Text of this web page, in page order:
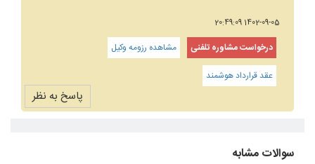
1402-09-05 20:49:09
درخواست مشاوره تلفنی
مشاهده رزومه وکیل
عقد قرارداد هوشمند
پاسخ به نظر
سوالات مشابه